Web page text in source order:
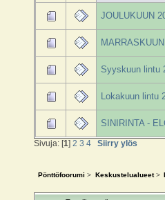
JOULUKUUN
Syyskuun lintu
Lokakuun lintu
SINIRINTA -
Sivuja: [1] 2 3 4 Siirry ylös
Pönttöfoorumi > Keskustelualueet>